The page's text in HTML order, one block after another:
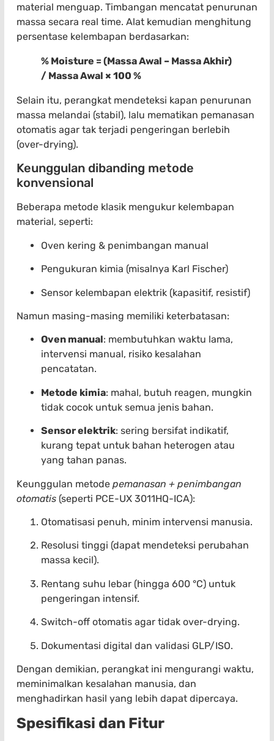
material menguap. Timbangan mencatat penurunan
massa secara real time. Alat kemudian menghitung
persentase kelembapan berdasarkan:
% Moisture = (Massa Awal – Massa Akhir)
/ Massa Awal × 100 %
Selain itu, perangkat mendeteksi kapan penurunan
massa melandai (stabil), lalu mematikan pemanasan
otomatis agar tak terjadi pengeringan berlebih
(over-drying).
Keunggulan dibanding metode
konvensional
Beberapa metode klasik mengukur kelembapan
material, seperti:
Oven kering & penimbangan manual
Pengukuran kimia (misalnya Karl Fischer)
Sensor kelembapan elektrik (kapasitif, resistif)
Namun masing-masing memiliki keterbatasan:
Oven manual: membutuhkan waktu lama,
intervensi manual, risiko kesalahan
pencatatan.
Metode kimia: mahal, butuh reagen, mungkin
tidak cocok untuk semua jenis bahan.
Sensor elektrik: sering bersifat indikatif,
kurang tepat untuk bahan heterogen atau
yang tahan panas.
Keunggulan metode pemanasan + penimbangan
otomatis (seperti PCE-UX 3011HQ-ICA):
Otomatisasi penuh, minim intervensi manusia.
Resolusi tinggi (dapat mendeteksi perubahan
massa kecil).
Rentang suhu lebar (hingga 600 °C) untuk
pengeringan intensif.
Switch-off otomatis agar tidak over-drying.
Dokumentasi digital dan validasi GLP/ISO.
Dengan demikian, perangkat ini mengurangi waktu,
meminimalkan kesalahan manusia, dan
menghadirkan hasil yang lebih dapat dipercaya.
Spesifikasi dan Fitur